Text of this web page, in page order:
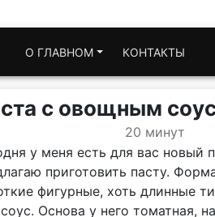
О ГЛАВНОМ КОНТАКТЫ
с овощным
20 минут
у меня есть для вас новый
приготовить пасту.
фигурные, хоть длинные
Основа у него томатная,